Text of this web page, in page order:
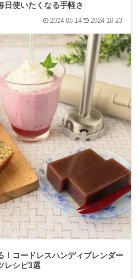
日使いたくなる手軽さ
2024-08-14 2024-10-23
！コードレスハンディブレンダー
レシピ3選